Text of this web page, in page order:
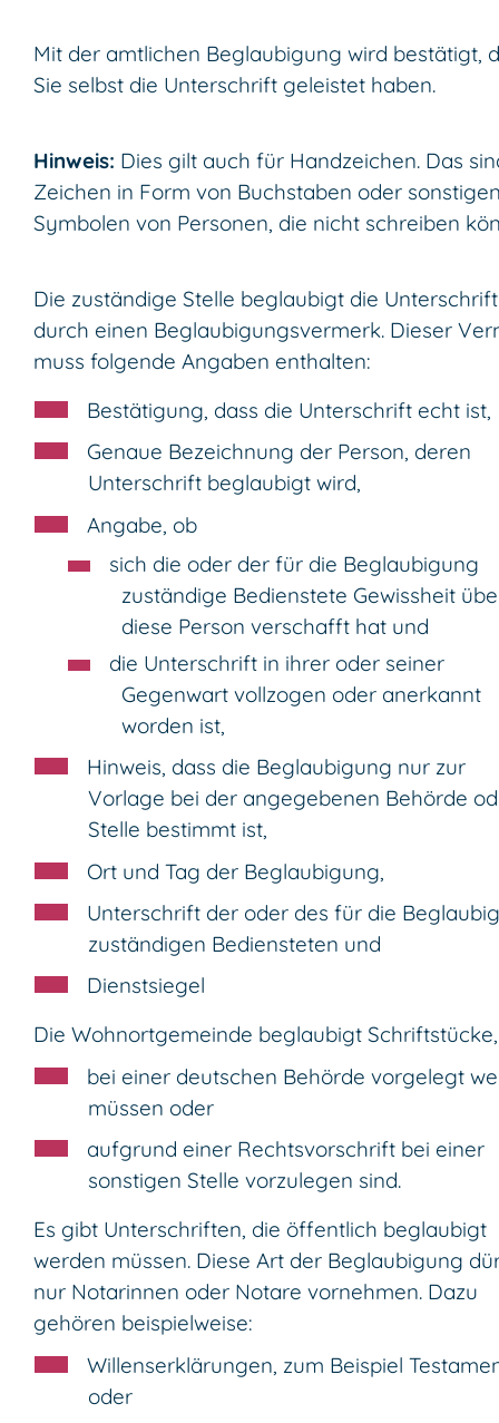
Mit der amtlichen Beglaubigung wird bestätigt,
Sie selbst die Unterschrift geleistet haben.
Hinweis: Dies gilt auch für Handzeichen. Das
Zeichen in Form von Buchstaben oder
Symbolen von Personen, die nicht schreiben
Die zuständige Stelle beglaubigt die Unterschrift
durch einen Beglaubigungsvermerk. Dieser
muss folgende Angaben enthalten:
Bestätigung, dass die Unterschrift echt ist,
Genaue Bezeichnung der Person, deren
Unterschrift beglaubigt wird,
Angabe, ob
sich die oder der für die Beglaubigung
zuständige Bedienstete Gewissheit
diese Person verschafft hat und
die Unterschrift in ihrer oder seiner
Gegenwart vollzogen oder anerkannt
worden ist,
Hinweis, dass die Beglaubigung nur zur
Vorlage bei der angegebenen Behörde
Stelle bestimmt ist,
Ort und Tag der Beglaubigung,
Unterschrift der oder des für die
zuständigen Bediensteten und
Dienstsiegel
Die Wohnortgemeinde beglaubigt
bei einer deutschen Behörde vorgelegt
müssen oder
aufgrund einer Rechtsvorschrift bei einer
sonstigen Stelle vorzulegen sind.
Es gibt Unterschriften, die öffentlich beglaubigt
werden müssen. Diese Art der Beglaubigung
nur Notarinnen oder Notare vornehmen. Dazu
gehören beispielweise:
Willenserklärungen, zum Beispiel
oder